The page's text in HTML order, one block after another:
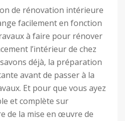
de rénovation intérieure
facilement en fonction
à faire pour rénover
l’intérieur de chez
déjà, la préparation
avant de passer à la
Et pour que vous ayez
et complète sur
de la mise en œuvre de